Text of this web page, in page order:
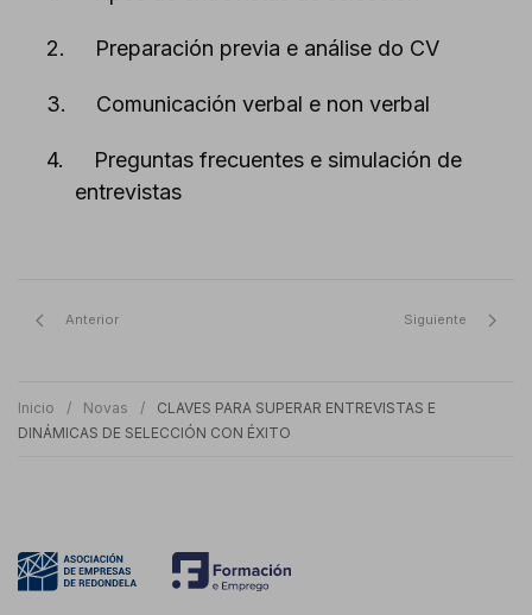
2. Preparación previa e análise do CV
3. Comunicación verbal e non verbal
4.
Preguntas frecuentes e simulación de
entrevistas
Anterior Siguiente
Inicio Novas
CLAVES PARA SUPERAR ENTREVISTAS E
DINÁMICAS DE SELECCIÓN CON ÉXITO